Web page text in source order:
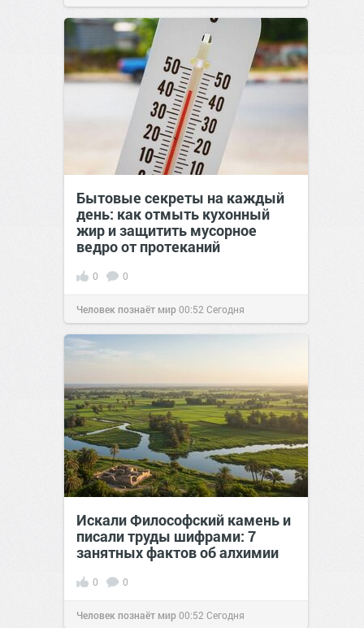
Бытовые секреты на каждый
день: как отмыть кухонный
жир и защитить мусорное
ведро от протеканий
0 0
Человек познаёт мир00:52 Сегодня
Искали Философский камень и
писали труды шифрами: 7
занятных фактов об алхимии
0 0
Человек познаёт мир00:52 Сегодня